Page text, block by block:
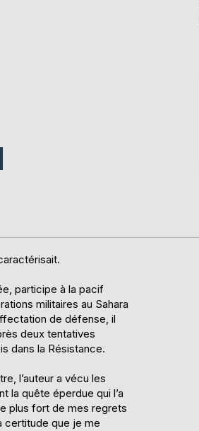
participe à la pacif
militaires au Sahara
de défense, il
deux tentatives
dans la Résistance.
l’auteur a vécu les
la quête éperdue qui l’a
plus fort de mes regrets
certitude que je me